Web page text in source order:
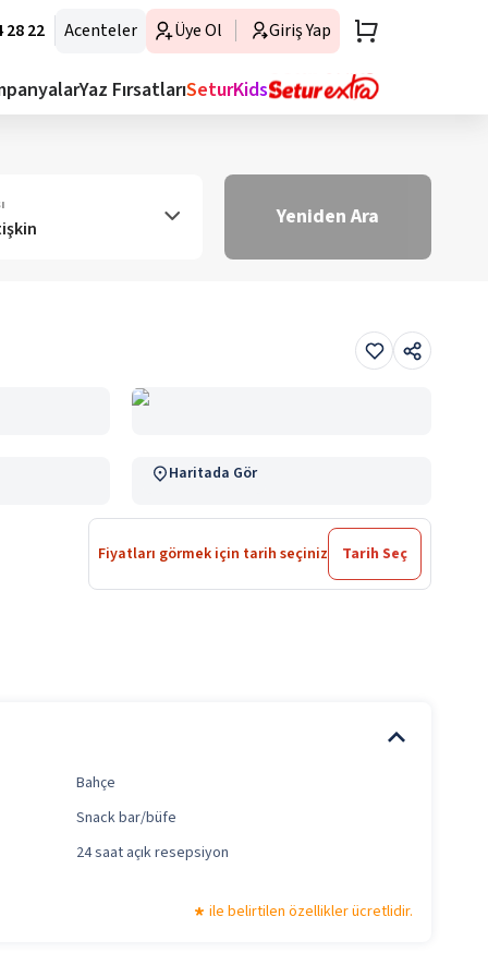
28 22 Acenteler Üye Ol Giriş Yap
Yaz FırsatlarıSeturKids
Yeniden Ara
Haritada Gör
Fiyatları görmek için tarih seçiniz Tarih Seç
Bahçe
Snack bar/büfe
24 saat açık resepsiyon
ile belirtilen özellikler ücretlidir.